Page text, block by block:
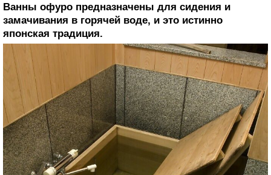
Ванны офуро предназначены для сидения и
замачивания в горячей воде, и это истинно
японская традиция.